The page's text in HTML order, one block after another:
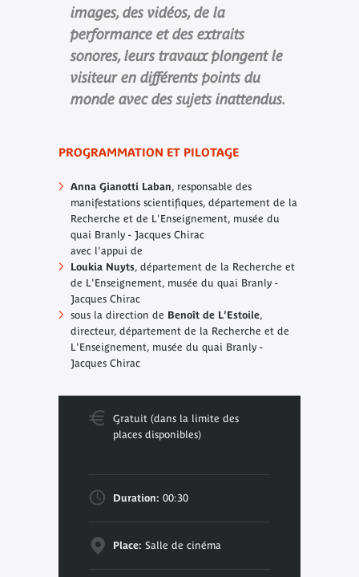
images, des vidéos, de la
performance et des extraits
sonores, leurs travaux plongent le
visiteur en différents points du
monde avec des sujets inattendus.
PROGRAMMATION ET PILOTAGE
Anna Gianotti Laban, responsable des
manifestations scientifiques, département de la
Recherche et de L'Enseignement, musée du
quai Branly - Jacques Chirac
avec l'appui de
Loukia Nuyts, département de la Recherche et
de L'Enseignement, musée du quai Branly -
Jacques Chirac
sous la direction de Benoît de L'Estoile,
directeur, département de la Recherche et de
L'Enseignement, musée du quai Branly -
Jacques Chirac
Gratuit (dans la limite des
places disponibles)
Duration: 00:30
Place: Salle de cinéma